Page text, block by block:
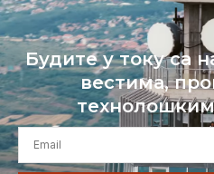
Будите у току са
вестима,